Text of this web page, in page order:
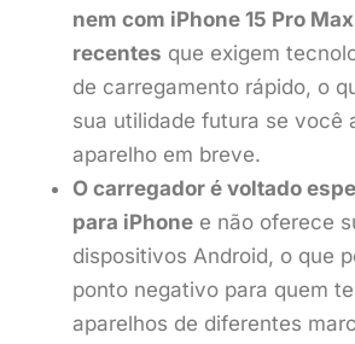
nem com iPhone 15 Pro
recentes que exigem
de carregamento rápido, o
sua utilidade futura se você
aparelho em breve.
O carregador é voltado
para iPhone e não oferece
dispositivos Android, o que
ponto negativo para quem
aparelhos de diferentes